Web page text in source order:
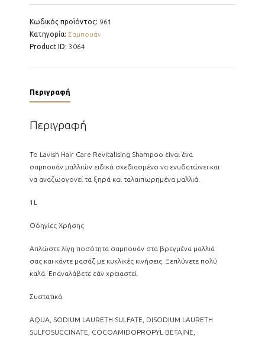
1000ml
ποσότητα
Κωδικός προϊόντος: 961
Κατηγορία: Σαμπουάν
Product ID: 3064
Περιγραφή
Περιγραφή
Το Lavish Hair Care Revitalising Shampoo είναι ένα
σαμπουάν μαλλιών ειδικά σχεδιασμένο να ενυδατώνει και
να αναζωογονεί τα ξηρά και ταλαιπωρημένα μαλλιά.
1L
Οδηγίες Χρήσης
Απλώστε λίγη ποσότητα σαμπουάν στα βρεγμένα μαλλιά
σας και κάντε μασάζ με κυκλικές κινήσεις. Ξεπλύνετε πολύ
καλά. Επαναλάβετε εάν χρειαστεί.
Συστατικά
AQUA, SODIUM LAURETH SULFATE, DISODIUM LAURETH
SULFOSUCCINATE, COCOAMIDOPROPYL BETAINE,